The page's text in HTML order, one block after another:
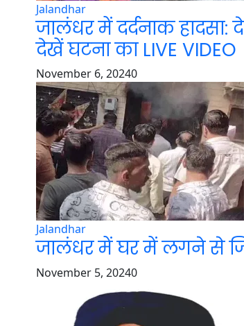
Jalandhar
जालंधर में दर्दनाक हादसा:
देखें घटना का LIVE VIDEO
November 6, 20240
Jalandhar
जालंधर में घर में लगने से
November 5, 20240